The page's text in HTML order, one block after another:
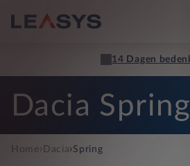
Dacia Spring
Home› Dacia›Spring